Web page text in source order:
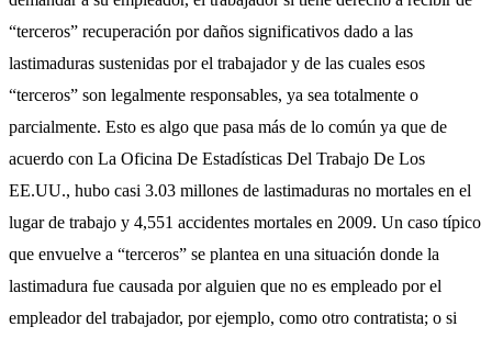
“terceros” recuperación por daños significativos dado a las
lastimaduras sustenidas por el trabajador y de las cuales esos
“terceros” son legalmente responsables, ya sea totalmente o
parcialmente. Esto es algo que pasa más de lo común ya que de
acuerdo con La Oficina De Estadísticas Del Trabajo De Los
EE.UU., hubo casi 3.03 millones de lastimaduras no mortales en el
lugar de trabajo y 4,551 accidentes mortales en 2009. Un caso típico
que envuelve a “terceros” se plantea en una situación donde la
lastimadura fue causada por alguien que no es empleado por el
empleador del trabajador, por ejemplo, como otro contratista; o si